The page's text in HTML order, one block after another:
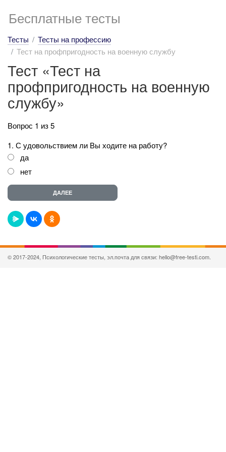
Бесплатные тесты
Тесты
Тесты на профессию
Тест на профпригодность на военную службу
Тест «Тест на
профпригодность на военную
службу»
Вопрос 1 из 5
1. С удовольствием ли Вы ходите на работу?
да
нет
© 2017-2024, Психологические тесты, эл.почта для связи: hello@free-testi.com.